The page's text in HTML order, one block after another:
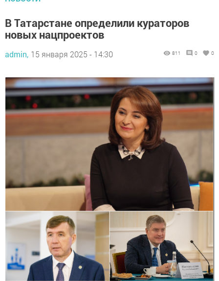
В Татарстане определили кураторов
новых нацпроектов
admin, 15 января 2025 - 14:30 811 0 0